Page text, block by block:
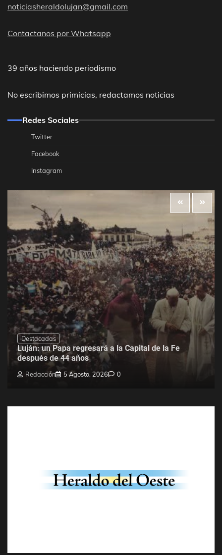
noticiasheraldolujan@gmail.com
Contactanos por Whatsapp
39 años haciendo periodismo
No escribimos primicias, redactamos noticias
Redes Sociales
Twitter
Facebook
Instagram
Destacadas
Luján: un Papa regresará a la Capital de la Fe
después de 44 años
Redacción 5 Agosto, 2026 0